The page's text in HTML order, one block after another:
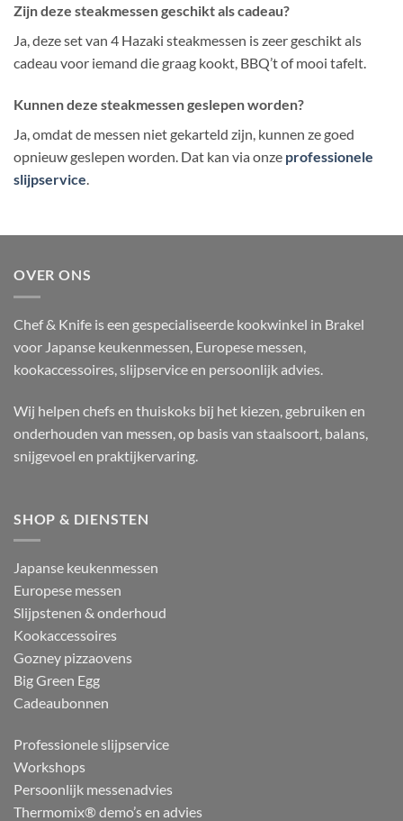
Zijn deze steakmessen geschikt als cadeau?
Ja, deze set van 4 Hazaki steakmessen is zeer geschikt als
cadeau voor iemand die graag kookt, BBQ’t of mooi tafelt.
Kunnen deze steakmessen geslepen worden?
Ja, omdat de messen niet gekarteld zijn, kunnen ze goed
opnieuw geslepen worden. Dat kan via onze professionele
slijpservice
OVER ONS
Chef & Knife is een gespecialiseerde kookwinkel in Brakel
voor Japanse keukenmessen, Europese messen,
kookaccessoires, slijpservice en persoonlijk advies.
Wij helpen chefs en thuiskoks bij het kiezen, gebruiken en
onderhouden van messen, op basis van staalsoort, balans,
snijgevoel en praktijkervaring.
SHOP & DIENSTEN
Japanse keukenmessen
Europese messen
Slijpstenen & onderhoud
Kookaccessoires
Gozney pizzaovens
Big Green Egg
Cadeaubonnen
Professionele slijpservice
Workshops
Persoonlijk messenadvies
Thermomix® demo’s en advies